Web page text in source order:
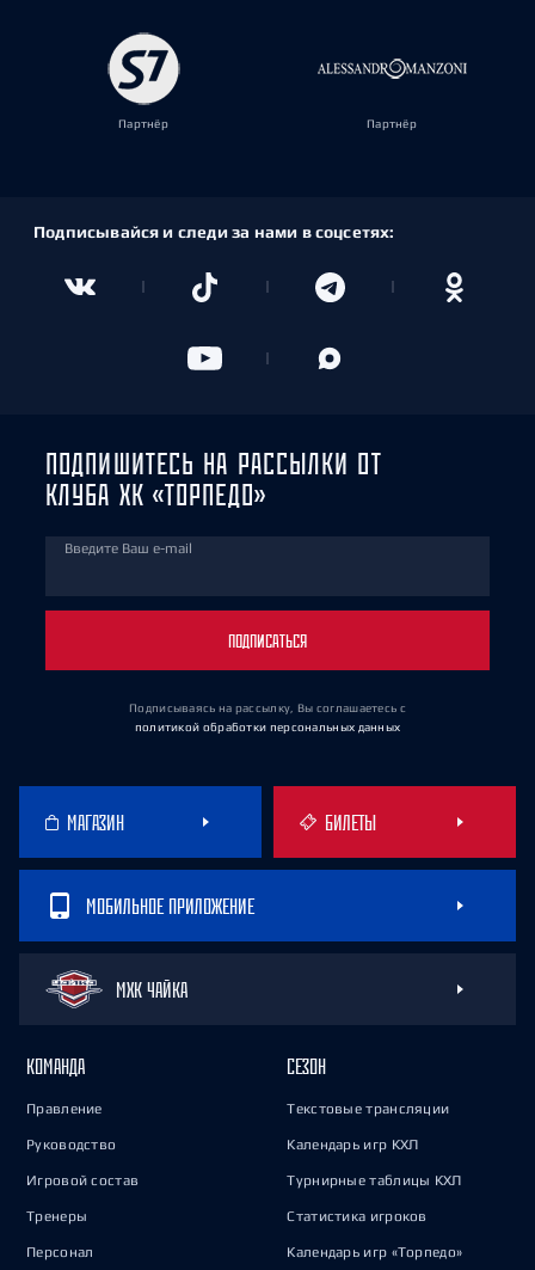
Партнёр Партнёр
Подписывайся и следи за нами в соцсетях:
ПОДПИШИТЕСЬ НА РАССЫЛКИ ОТ
КЛУБА ХК «ТОРПЕДО»
Введите Ваш e-mail
ПОДПИСАТЬСЯ
Подписываясь на рассылку, Вы соглашаетесь с
политикой обработки персональных данных
МАГАЗИН БИЛЕТЫ
МОБИЛЬНОЕ ПРИЛОЖЕНИЕ
МХК ЧАЙКА
КОМАНДА
Правление
Руководство
Игровой состав
Тренеры
Персонал
СЕЗОН
Текстовые трансляции
Календарь игр КХЛ
Турнирные таблицы КХЛ
Статистика игроков
Календарь игр «Торпедо»